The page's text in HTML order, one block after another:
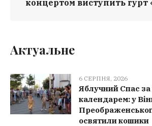
концертом виступить гурт
Актуальне
6 СЕРПНЯ, 2026
Яблучний Спас
календарем: у
освятили кошики